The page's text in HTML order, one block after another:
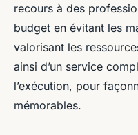
recours à des
budget en évitant les
valorisant les
ainsi d’un service
l’exécution, pour
mémorables.